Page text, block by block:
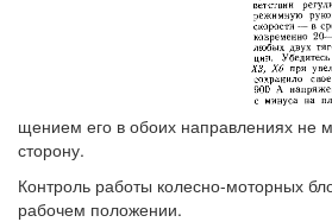
щением его в обоих направлениях не
сторону.
Контроль работы колесно-моторных
рабочем положении.